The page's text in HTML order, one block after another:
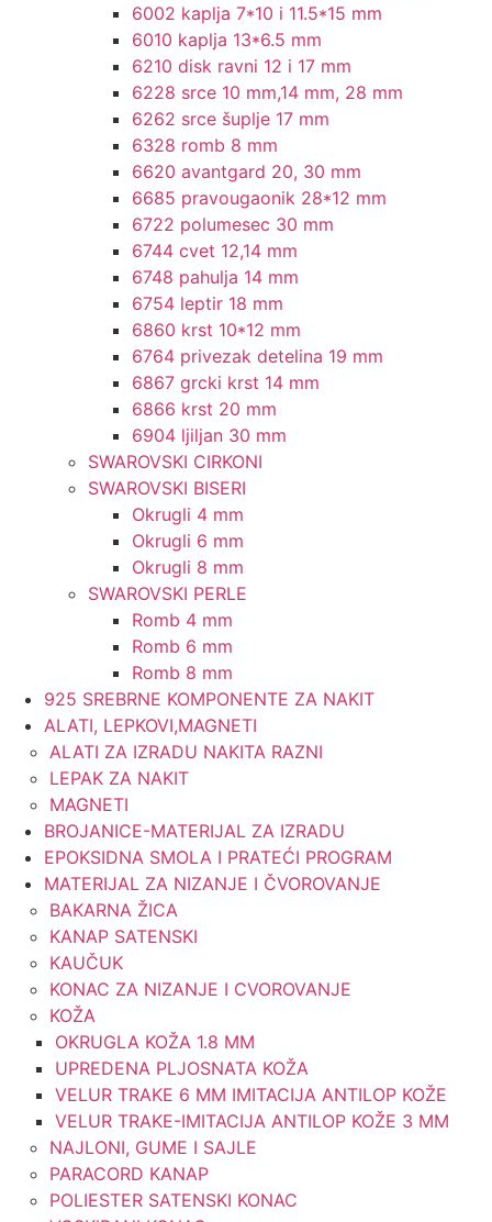
6002 kaplja 7*10 i 11.5*15 mm
6010 kaplja 13*6.5 mm
6210 disk ravni 12 i 17 mm
6228 srce 10 mm,14 mm, 28 mm
6262 srce šuplje 17 mm
6328 romb 8 mm
6620 avantgard 20, 30 mm
6685 pravougaonik 28*12 mm
6722 polumesec 30 mm
6744 cvet 12,14 mm
6748 pahulja 14 mm
6754 leptir 18 mm
6860 krst 10*12 mm
6764 privezak detelina 19 mm
6867 grcki krst 14 mm
6866 krst 20 mm
6904 ljiljan 30 mm
SWAROVSKI CIRKONI
SWAROVSKI BISERI
Okrugli 4 mm
Okrugli 6 mm
Okrugli 8 mm
SWAROVSKI PERLE
Romb 4 mm
Romb 6 mm
Romb 8 mm
925 SREBRNE KOMPONENTE ZA NAKIT
ALATI, LEPKOVI,MAGNETI
ALATI ZA IZRADU NAKITA RAZNI
LEPAK ZA NAKIT
MAGNETI
BROJANICE-MATERIJAL ZA IZRADU
EPOKSIDNA SMOLA I PRATEĆI PROGRAM
MATERIJAL ZA NIZANJE I ČVOROVANJE
BAKARNA ŽICA
KANAP SATENSKI
KAUČUK
KONAC ZA NIZANJE I CVOROVANJE
KOŽA
OKRUGLA KOŽA 1.8 MM
UPREDENA PLJOSNATA KOŽA
VELUR TRAKE 6 MM IMITACIJA ANTILOP KOŽE
VELUR TRAKE-IMITACIJA ANTILOP KOŽE 3 MM
NAJLONI, GUME I SAJLE
PARACORD KANAP
POLIESTER SATENSKI KONAC